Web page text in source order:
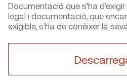
Documentació que s’ha
legal i documentació, que
exigible, s’ha de conèixer la